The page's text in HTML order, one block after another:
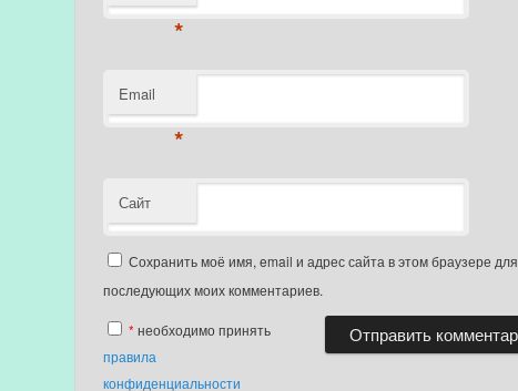
*
Email
*
Сайт
Сохранить моё имя, email и адрес сайта в этом браузере для
последующих моих комментариев.
* необходимо принять
правила
конфиденциальности